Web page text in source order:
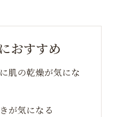
おすすめ
肌の乾燥が気にな
が気になる